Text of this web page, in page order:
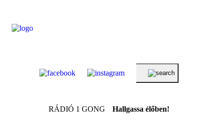
RÁDIÓ 1 GONG Hallgassa élőben!